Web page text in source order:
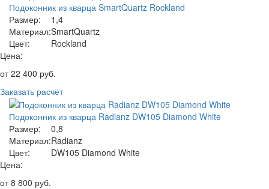
Подоконник из кварца SmartQuartz Rockland
Размер:
1,4
Материал:SmartQuartz
Цвет:
Rockland
Цена:
от22 400 руб.
Заказать расчет
Подоконник из кварца Radianz DW105 Diamond White
Размер:
0,8
Материал:Radianz
Цвет:
DW105 Diamond White
Цена:
от8 800 руб.